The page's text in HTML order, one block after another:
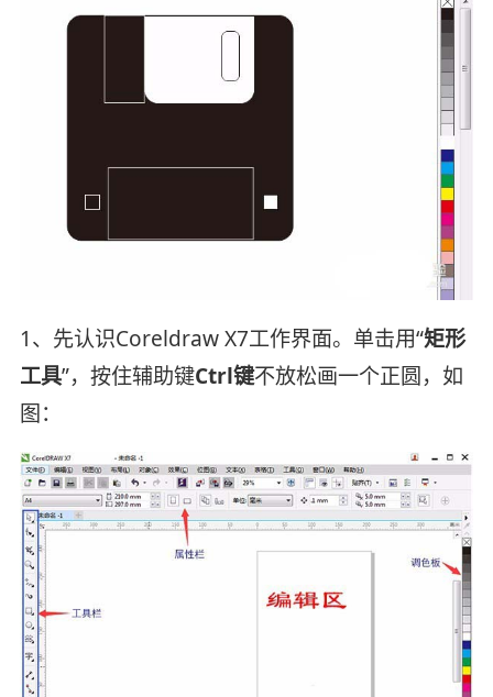
1、先认识Coreldraw X7工作界面。单击用“矩形
工具”，按住辅助键Ctrl键不放松画一个正圆，如
图：